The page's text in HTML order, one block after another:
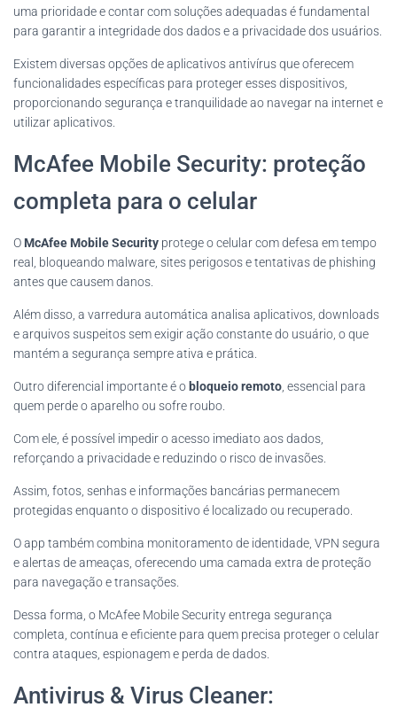
uma prioridade e contar com soluções adequadas é fundamental
para garantir a integridade dos dados e a privacidade dos usuários.
Existem diversas opções de aplicativos antivírus que oferecem
funcionalidades específicas para proteger esses dispositivos,
proporcionando segurança e tranquilidade ao navegar na internet e
utilizar aplicativos.
McAfee Mobile Security: proteção
completa para o celular
O McAfee Mobile Security protege o celular com defesa em tempo
real, bloqueando malware, sites perigosos e tentativas de phishing
antes que causem danos.
Além disso, a varredura automática analisa aplicativos, downloads
e arquivos suspeitos sem exigir ação constante do usuário, o que
mantém a segurança sempre ativa e prática.
Outro diferencial importante é o bloqueio remoto , essencial para
quem perde o aparelho ou sofre roubo.
Com ele, é possível impedir o acesso imediato aos dados,
reforçando a privacidade e reduzindo o risco de invasões.
Assim, fotos, senhas e informações bancárias permanecem
protegidas enquanto o dispositivo é localizado ou recuperado.
O app também combina monitoramento de identidade, VPN segura
e alertas de ameaças, oferecendo uma camada extra de proteção
para navegação e transações.
Dessa forma, o McAfee Mobile Security entrega segurança
completa, contínua e eficiente para quem precisa proteger o celular
contra ataques, espionagem e perda de dados.
Antivirus & Virus Cleaner: